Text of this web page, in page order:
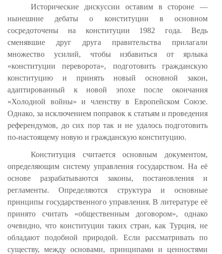
Исторические дискуссии оставим в стороне —
нынешние дебаты о конституции в основном
сосредоточены на конституции 1982 года. Ведь
сменявшие друг друга правительства прилагали
множество усилий, чтобы избавиться от ярлыка
«конституции переворота», подготовить гражданскую
конституцию и принять новый основной закон,
адаптированный к новой эпохе после окончания
«Холодной войны» и членству в Европейском Союзе.
Однако, за исключением поправок к статьям и проведения
референдумов, до сих пор так и не удалось подготовить
по-настоящему новую и гражданскую конституцию.
Конституция считается основным документом,
определяющим систему управления государством. На её
основе разрабатываются законы, постановления и
регламенты. Определяются структура и основные
принципы государственного управления. В литературе её
принято считать «общественным договором», однако
очевидно, что конституции таких стран, как Турция, не
обладают подобной природой. Если рассматривать по
существу, между основами, принципами и ценностями